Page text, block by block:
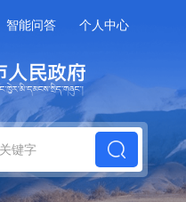
智能问答 个人中心